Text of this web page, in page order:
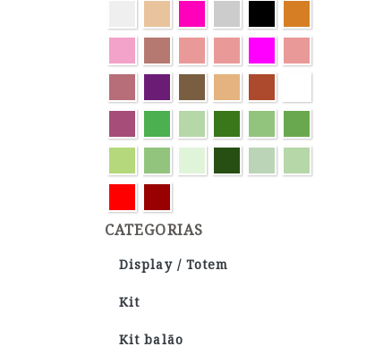
CATEGORIAS
Display / Totem
Kit
Kit balão